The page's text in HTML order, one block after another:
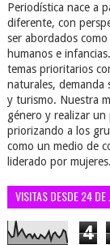
Periodística nace a
diferente, con
ser abordados
humanos e
temas prioritarios
naturales, demanda
y turismo. Nuestra
género y realizar
priorizando a los
como un medio de
liderado por mujeres.
VISITAS DESDE 24
4